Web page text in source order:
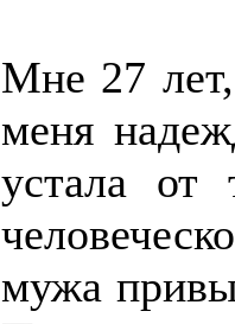
Мне 27
меня
устала от
мужа